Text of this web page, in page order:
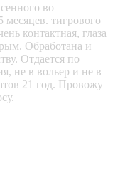
во
месяцев. тигрового
контактная, глаза
Обработана и
Отдается по
не в вольер и не в
21 год. Провожу